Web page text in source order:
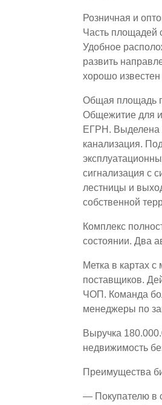
Розничная и
Часть площадей
Удобное
развить
хорошо известен
Общая площадь
Общежитие для
ЕГРН. Выделена
канализация.
сигнализация с
лестницы и
собственной
Комплекс
состоянии. Два
Метка в картах
поставщиков.
ЧОП. Команда
менеджеры по
Выручка
недвижимость
Преимущества
— Покупателю в